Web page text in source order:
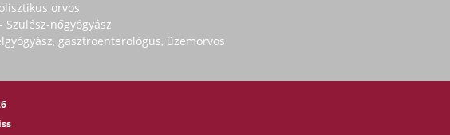
orvos
Szülész-nőgyógyász
gasztroenterológus, üzemorvos